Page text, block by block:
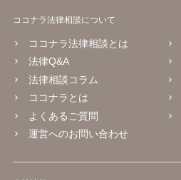
ココナラ法律相談について
ココナラ法律相談とは
法律Q&A
法律相談コラム
ココナラとは
よくあるご質問
運営へのお問い合わせ